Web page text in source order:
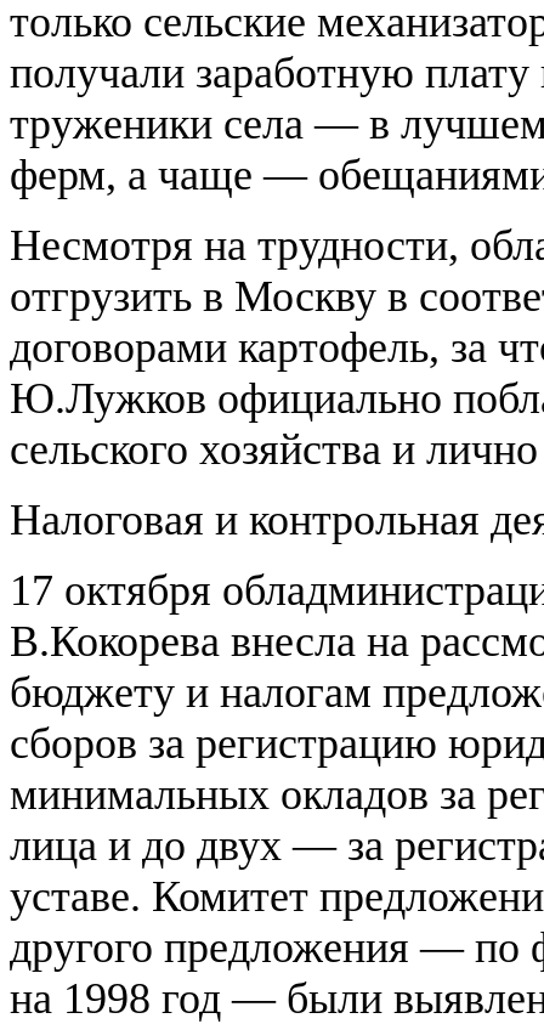
только сельские
получали заработную
труженики села — в
ферм, а чаще —
Несмотря на трудности,
отгрузить в Москву в
договорами картофель, за
Ю.Лужков официально
сельского хозяйства и
Налоговая и контрольная
17 октября
В.Кокорева внесла на
бюджету и налогам
сборов за регистрацию
минимальных окладов за
лица и до двух — за
уставе. Комитет
другого предложения — по
на 1998 год — были